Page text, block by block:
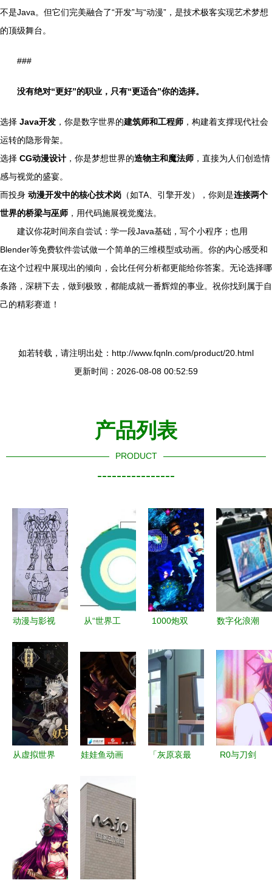
不是Java。但它们完美融合了“开发”与“动漫”，是技术极客实现艺术梦想
的顶级舞台。
###
没有绝对“更好”的职业，只有“更适合”你的选择。
选择 Java开发 ，你是数字世界的建筑师和工程师 ，构建着支撑现代社会
运转的隐形骨架。
选择 CG动漫设计 ，你是梦想世界的造物主和魔法师 ，直接为人们创造情
感与视觉的盛宴。
而投身 动漫开发中的核心技术岗 （如TA、引擎开发），你则是连接两个
世界的桥梁与巫师 ，用代码施展视觉魔法。
建议你花时间亲自尝试：学一段Java基础，写个小程序；也用
Blender等免费软件尝试做一个简单的三维模型或动画。你的内心感受和
在这个过程中展现出的倾向，会比任何分析都更能给你答案。无论选择哪
条路，深耕下去，做到极致，都能成就一番辉煌的事业。祝你找到属于自
己的精彩赛道！
如若转载，请注明出处：http://www.fqnln.com/product/20.html
更新时间：2026-08-08 00:52:59
产品列表
PRODUCT
----------------
动漫与影视
品大全列表
——101-
1024商务
网计算机系
统服务详解
从“世界工
高地 广东
软实力如何
破解比较优
势
1000炮双
漫开发新宠
儿的批发与
价值解析
数字化浪潮
合 网络技
术重塑创意
产业生态
从虚拟世界
游戏公司的
多元利润版
娃娃鱼动画
中国动画发
展急不来，
需要以时代
格局培育市
场
「灰原哀最
R0与刀剑